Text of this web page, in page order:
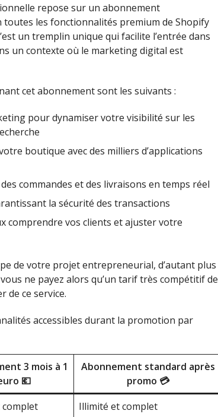
repose sur un abonnement
les fonctionnalités premium de Shopify
un tremplin unique qui facilite l’entrée dans
un contexte où le marketing digital est
cet abonnement sont les suivants :
pour dynamiser votre visibilité sur les
boutique avec des milliers d’applications
commandes et des livraisons en temps réel
la sécurité des transactions
comprendre vos clients et ajuster votre
de votre projet entrepreneurial, d’autant plus
ne payez alors qu’un tarif très compétitif de
de ce service.
accessibles durant la promotion par
3 mois à 1
💶
Abonnement standard après
promo 💳
Illimité et complet